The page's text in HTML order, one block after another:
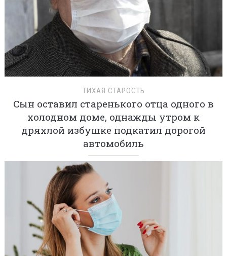
ТИХАЯ СТАРОСТЬ
Сын оставил старенького отца одного в
холодном доме, однажды утром к
дряхлой избушке подкатил дорогой
автомобиль